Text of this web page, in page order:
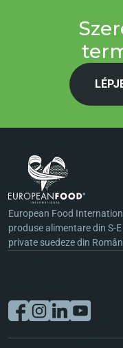
European Food
produse alimentare din S-
private suedeze din